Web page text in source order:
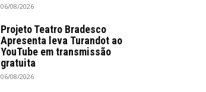
06/08/2026
Projeto Teatro Bradesco
Apresenta leva Turandot ao
YouTube em transmissão
gratuita
06/08/2026